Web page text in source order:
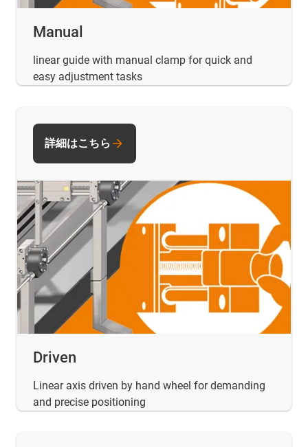
Manual
linear guide with manual clamp for quick and
easy adjustment tasks
Driven
Linear axis driven by hand wheel for demanding
and precise positioning
詳細はこちら